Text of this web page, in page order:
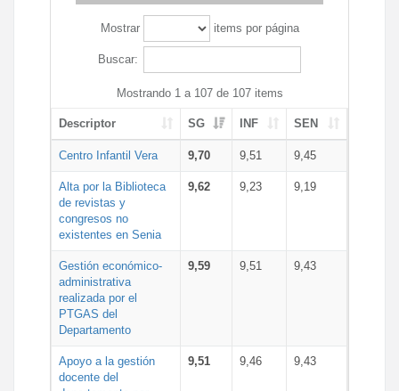
Mostrar items por página
Buscar:
Mostrando 1 a 107 de 107 items
Descriptor SG INF SEN
Centro Infantil Vera 9,70 9,51 9,45
Alta por la Biblioteca
de revistas y
congresos no
existentes en Senia
9,62 9,23 9,19
Gestión económico-
administrativa
realizada por el
PTGAS del
Departamento
9,59 9,51 9,43
Apoyo a la gestión
docente del
9,51 9,46 9,43